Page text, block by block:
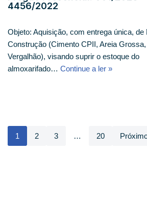
4456/2022
Objeto: Aquisição, com entrega única, de
Construção (Cimento CPII, Areia
Vergalhão), visando suprir o estoque do
almoxarifado… Continue a ler »
1 2 3 … 20